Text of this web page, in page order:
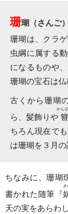
珊瑚（さんご）
珊瑚は、クラ
虫綱に属する
になるものや
珊瑚の宝石は仏
古くから珊瑚
ら、髪飾りや簪
かんざ
ちろん現在で
は珊瑚を３月の
ちなみに、珊瑚
書かれた随筆『
き
天の実をあらわ